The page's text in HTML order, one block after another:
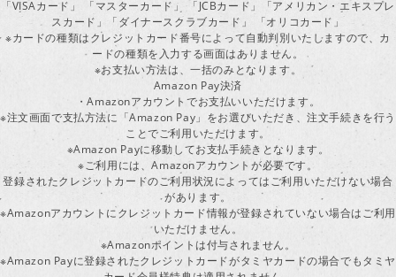
「VISAカード」 「マスターカード」 「JCBカード」「アメリカン・エキスプレ
スカード」「ダイナースクラブカード」 「オリコカード」
※カードの種類はクレジットカード番号によって自動判別いたしますので、カ
ードの種類を入力する画面はありません。
※お支払い方法は、一括のみとなります。
Amazon Pay決済
・Amazonアカウントでお支払いいただけます。
※注文画面で支払方法に「Amazon Pay」をお選びいただき、注文手続きを行う
ことでご利用いただけます。
※Amazon Payに移動してお支払手続きとなります。
※ご利用には、Amazonアカウントが必要です。
登録されたクレジットカードのご利用状況によってはご利用いただけない場合
があります。
※Amazonアカウントにクレジットカード情報が登録されていない場合はご利用
いただけません。
※Amazonポイントは付与されません。
※Amazon Payに登録されたクレジットカードがタミヤカードの場合でもタミヤ